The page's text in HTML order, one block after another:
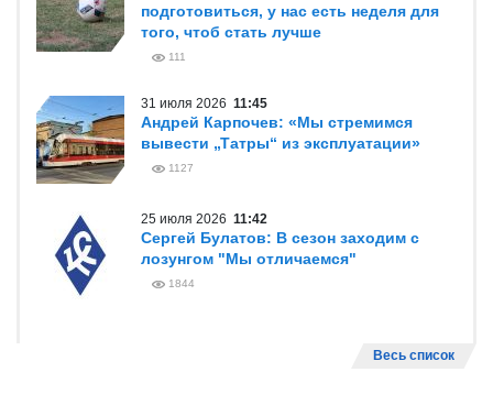
подготовиться, у нас есть неделя для
того, чтоб стать лучше
111
31 июля 2026 11:45
Андрей Карпочев: «Мы стремимся
вывести „Татры“ из эксплуатации»
1127
25 июля 2026 11:42
Сергей Булатов: В сезон заходим с
лозунгом "Мы отличаемся"
1844
Весь список